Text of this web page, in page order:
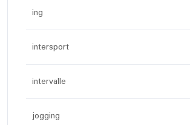
ing
intersport
intervalle
jogging